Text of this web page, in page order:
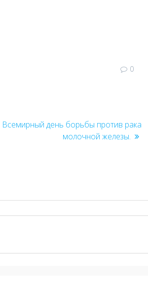
0
Следующая
Всемирный день борьбы против рака
молочной железы.